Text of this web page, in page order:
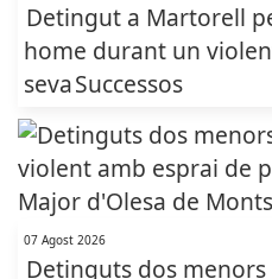
Detingut a Martorell
home durant un
sevaSuccessos
07 Agost 2026
Detinguts dos